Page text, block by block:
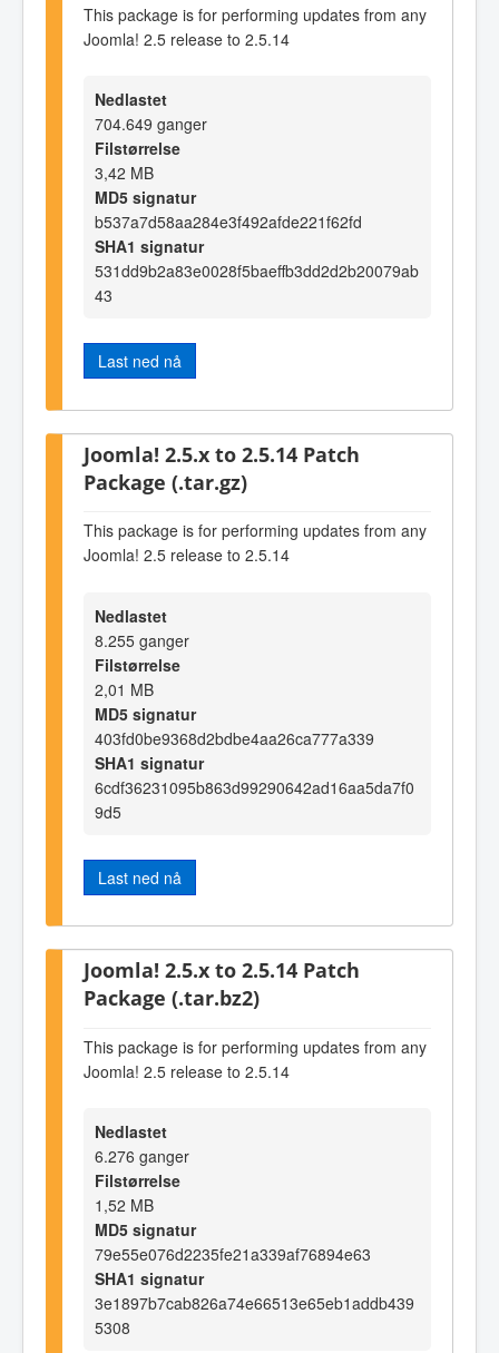
This package is for performing updates from any
Joomla! 2.5 release to 2.5.14
Nedlastet
704.649 ganger
Filstørrelse
3,42 MB
MD5 signatur
b537a7d58aa284e3f492afde221f62fd
SHA1 signatur
531dd9b2a83e0028f5baeffb3dd2d2b20079ab
43
Last ned nå
Joomla! 2.5.x to 2.5.14 Patch
Package (.tar.gz)
This package is for performing updates from any
Joomla! 2.5 release to 2.5.14
Nedlastet
8.255 ganger
Filstørrelse
2,01 MB
MD5 signatur
403fd0be9368d2bdbe4aa26ca777a339
SHA1 signatur
6cdf36231095b863d99290642ad16aa5da7f0
9d5
Last ned nå
Joomla! 2.5.x to 2.5.14 Patch
Package (.tar.bz2)
This package is for performing updates from any
Joomla! 2.5 release to 2.5.14
Nedlastet
6.276 ganger
Filstørrelse
1,52 MB
MD5 signatur
79e55e076d2235fe21a339af76894e63
SHA1 signatur
3e1897b7cab826a74e66513e65eb1addb439
5308